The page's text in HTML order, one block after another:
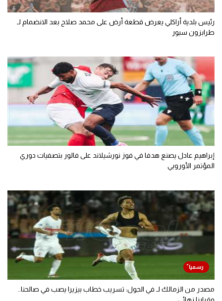
رئيس بلدية أراكلي يعرض قطعة أرض على محمد صلاح بعد الانضمام لـ
طرابزون سبور
إبراهيم عادل يصنع هدفا في فوز نورشيلاند على فالور بتصفيات دوري
المؤتمر الأوروبي
مصدر من الزمالك لـ في الجول: تسريب خطاب بيزيرا يصب في صالحنا..